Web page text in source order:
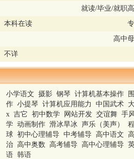
就读/毕业/就职高
本科在读
高中
不详
小学语文 摄影 钢琴 计算机基本操作
作 小提琴 计算机应用能力 中国武术
x 吉它 初中数学 网站开发 交谊舞 手
学 动画制作 滑冰旱冰 声乐（美声）
球 初中心理辅导 中考辅导 高中语文
治 高中奥数 高考辅导 高中心理辅导
语 韩语